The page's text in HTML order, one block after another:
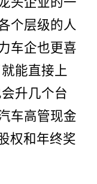
个层级的人
车企也更喜
能直接上
升几个台
车高管现金
权和年终奖